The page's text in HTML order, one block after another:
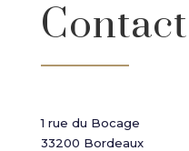
Contact
1 rue du Bocage
33200 Bordeaux